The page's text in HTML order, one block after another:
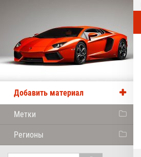
Добавить материал
Метки
Регионы